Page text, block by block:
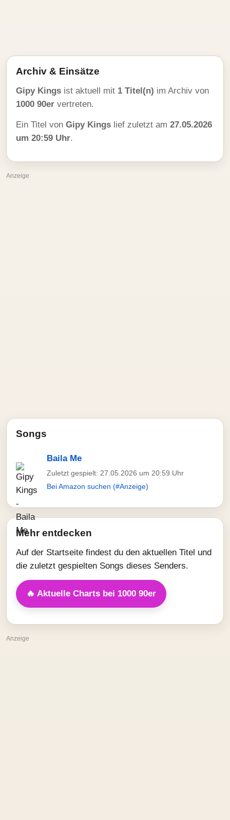
Archiv & Einsätze
Gipy Kings ist aktuell mit 1 Titel(n) im Archiv von
1000 90er vertreten.
Ein Titel von Gipy Kings lief zuletzt am 27.05.2026
um 20:59 Uhr.
Anzeige
Songs
Baila Me
Zuletzt gespielt: 27.05.2026 um 20:59 Uhr
Bei Amazon suchen (#Anzeige)
Mehr entdecken
Auf der Startseite findest du den aktuellen Titel und
die zuletzt gespielten Songs dieses Senders.
🔥 Aktuelle Charts bei 1000 90er
Anzeige